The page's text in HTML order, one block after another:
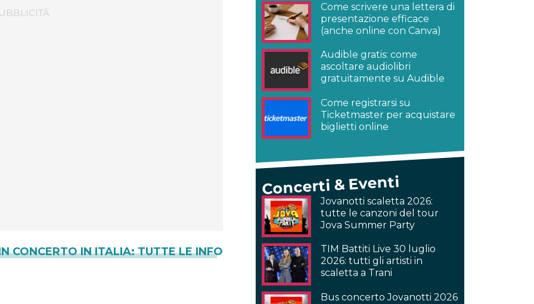
CONCERTO IN ITALIA: TUTTE LE INFO
Come scrivere una lettera di
presentazione efficace
(anche online con Canva)
Audible gratis: come
ascoltare audiolibri
gratuitamente su Audible
Come registrarsi su
Ticketmaster per acquistare
biglietti online
Concerti & Eventi
Jovanotti scaletta 2026:
tutte le canzoni del tour
Jova Summer Party
TIM Battiti Live 30 luglio
2026: tutti gli artisti in
scaletta a Trani
Bus concerto Jovanotti 2026